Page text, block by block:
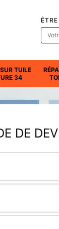
TUILE
34
DE